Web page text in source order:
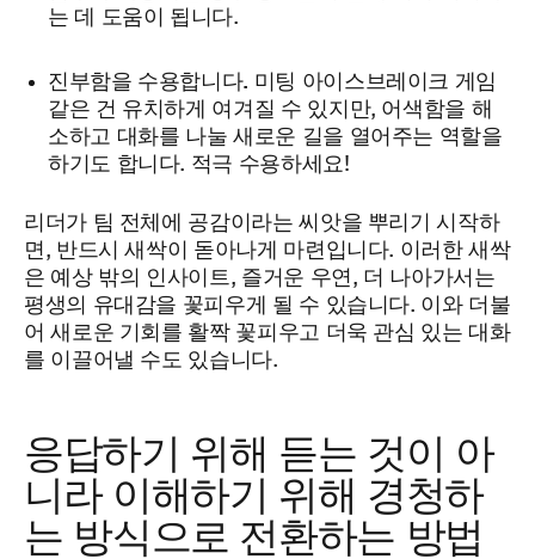
는 데 도움이 됩니다.
진부함을 수용합니다. 미팅 아이스브레이크 게임
같은 건 유치하게 여겨질 수 있지만, 어색함을 해
소하고 대화를 나눌 새로운 길을 열어주는 역할을
하기도 합니다. 적극 수용하세요!
리더가 팀 전체에 공감이라는 씨앗을 뿌리기 시작하
면, 반드시 새싹이 돋아나게 마련입니다. 이러한 새싹
은 예상 밖의 인사이트, 즐거운 우연, 더 나아가서는
평생의 유대감을 꽃피우게 될 수 있습니다. 이와 더불
어 새로운 기회를 활짝 꽃피우고 더욱 관심 있는 대화
를 이끌어낼 수도 있습니다.
응답하기 위해 듣는 것이 아
니라 이해하기 위해 경청하
는 방식으로 전환하는 방법